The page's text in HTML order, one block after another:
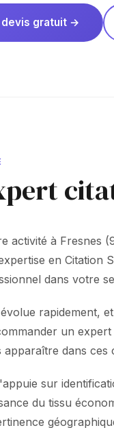
devis gratuit →
activité à Fresnes
en Citation
dans votre
rapidement,
un
apparaître dans
sur
du tissu